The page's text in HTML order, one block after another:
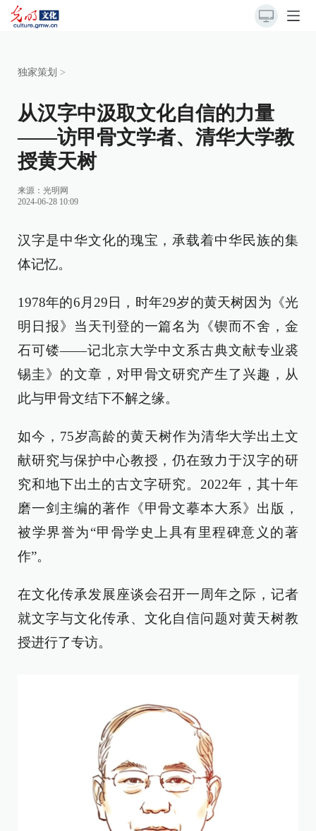
独家策划 >
从汉字中汲取文化自信的力量
——访甲骨文学者、清华大学教
授黄天树
来源： 光明网
2024-06-28 10:09
汉字是中华文化的瑰宝，承载着中华民族的集
体记忆。
1978年的6月29日，时年29岁的黄天树因为《光
明日报》当天刊登的一篇名为《锲而不舍，金
石可镂——记北京大学中文系古典文献专业裘
锡圭》的文章，对甲骨文研究产生了兴趣，从
此与甲骨文结下不解之缘。
如今，75岁高龄的黄天树作为清华大学出土文
献研究与保护中心教授，仍在致力于汉字的研
究和地下出土的古文字研究。2022年，其十年
磨一剑主编的著作《甲骨文摹本大系》出版，
被学界誉为“甲骨学史上具有里程碑意义的著
作”。
在文化传承发展座谈会召开一周年之际，记者
就文字与文化传承、文化自信问题对黄天树教
授进行了专访。